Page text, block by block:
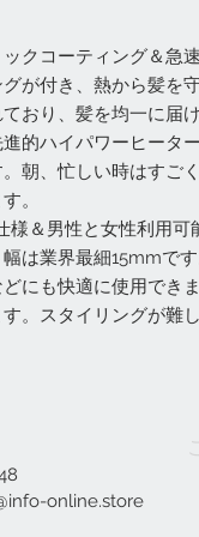
ックコーティング＆急
が付き、熱から髪を
おり、髪を均一に届
的ハイパワーヒータ
朝、忙しい時はすご
。
様＆男性と女性利用
は業界最細15mmで
どにも快適に使用でき
。スタイリングが難
online.store